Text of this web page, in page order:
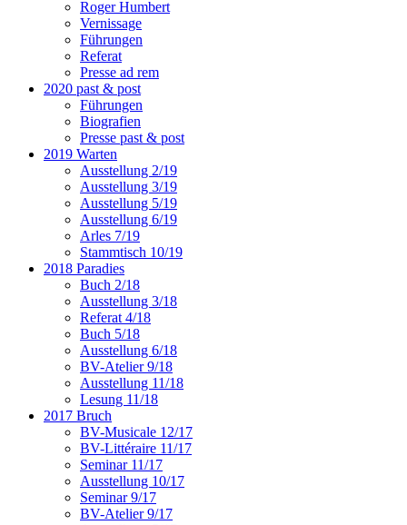
Roger Humbert
Vernissage
Führungen
Referat
Presse ad rem
2020 past & post
Führungen
Biografien
Presse past & post
2019 Warten
Ausstellung 2/19
Ausstellung 3/19
Ausstellung 5/19
Ausstellung 6/19
Arles 7/19
Stammtisch 10/19
2018 Paradies
Buch 2/18
Ausstellung 3/18
Referat 4/18
Buch 5/18
Ausstellung 6/18
BV-Atelier 9/18
Ausstellung 11/18
Lesung 11/18
2017 Bruch
BV-Musicale 12/17
BV-Littéraire 11/17
Seminar 11/17
Ausstellung 10/17
Seminar 9/17
BV-Atelier 9/17